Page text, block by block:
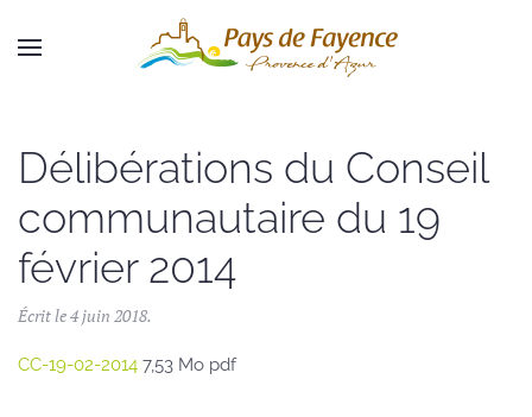
Skip to main content
Délibérations du Conseil
communautaire du 19
février 2014
Écrit le4 juin 2018.
CC-19-02-2014 7,53 Mo pdf